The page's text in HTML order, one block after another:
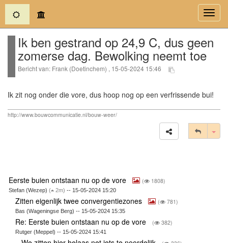
(current)
Ik ben gestrand op 24,9 C, dus geen
zomerse dag. Bewolking neemt toe
Bericht van: Frank (Doetinchem) , 15-05-2024 15:46
Ik zit nog onder die vore, dus hoop nog op een verfrissende bui!
http://www.bouwcommunicatie.nl/bouw-weer/
Eerste buien ontstaan nu op de vore ( 1808)
Stefan (Wezep) ( 2m) -- 15-05-2024 15:20
Zitten eigenlijk twee convergentiezones ( 781)
Bas (Wageningse Berg) -- 15-05-2024 15:35
Re: Eerste buien ontstaan nu op de vore ( 382)
Rutger (Meppel) -- 15-05-2024 15:41